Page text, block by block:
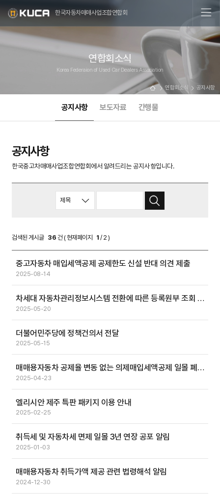
한국자동차매매사업조합연합회
연합회소식
Korea Federaion of Used Car Dealers Association
연합회소식 공지사항
공지사항 보도자료 간행물
공지사항
한국중고차매매사업조합연합회에서 알려드리는 공지사항입니다.
검색된 게시글 36 건 ( 현재페이지 1 / 2 )
중고자동차 매입세액공제 공제한도 신설 반대 의견 제출
2025-08-14
차세대 자동차관리정보시스템 전환에 따른 등록원부 조회 등 전산연계 서비스 중단 알림
2025-05-20
더불어민주당에 정책건의서 전달
2025-05-15
매매용자동차 공제율 변동 없는 의제매입세액공제 일몰 폐지(연장) 건의
2025-04-23
엘리시안 제주 특판 패키지 이용 안내
2025-02-25
취득세 및 자동차세 면제 일몰 3년 연장 공포 알림
2025-01-03
매매용자동차 취득가액 제공 관련 법령해석 알림
2024-12-30